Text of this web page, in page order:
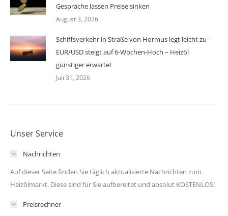
Gespräche lassen Preise sinken
August 3, 2026
Schiffsverkehr in Straße von Hormus legt leicht zu –
EUR/USD steigt auf 6-Wochen-Hoch – Heizöl
günstiger erwartet
Juli 31, 2026
Unser Service
Nachrichten
Auf dieser Seite finden Sie täglich aktualisierte Nachrichten zum
Heizölmarkt. Diese sind für Sie aufbereitet und absolut KOSTENLOS!
Preisrechner